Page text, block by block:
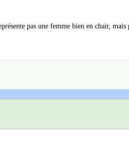
pas une femme bien en chair,